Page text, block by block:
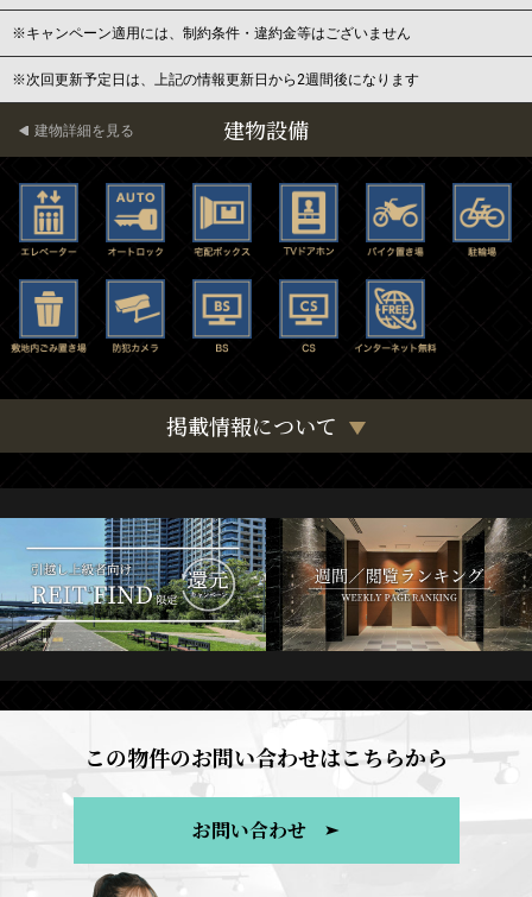
※キャンペーン適用には、制約条件・違約金等はございません
※次回更新予定日は、上記の情報更新日から2週間後になります
建物設備
建物詳細を見る
掲載情報について
この物件のお問い合わせはこちらから
お問い合わせ